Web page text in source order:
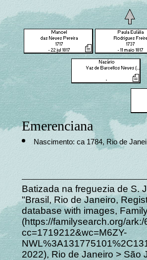
Emerenciana
Nascimento: ca 1784, Rio de
Batizada na freguezia de S.
"Brasil, Rio de Janeiro,
database with images,
(https://familysearch.org/
cc=1719212&wc=M6ZY-
2022), Rio de Janeiro > São